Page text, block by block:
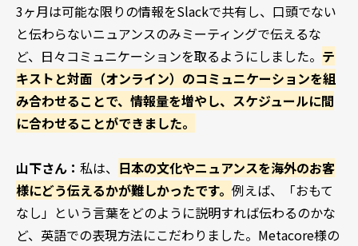
3ヶ月は可能な限りの情報をSlackで共有し、口頭でない
と伝わらないニュアンスのみミーティングで伝えるな
ど、日々コミュニケーションを取るようにしました。 テ
キストと対面（オンライン）のコミュニケーションを組
み合わせることで、情報量を増やし、スケジュールに間
に合わせることができました。
山下さん： 私は、 日本の文化やニュアンスを海外のお客
様にどう伝えるかが難しかったです。 例えば、「おもて
なし」という言葉をどのように説明すれば伝わるのかな
ど、英語での表現方法にこだわりました。Metacore様の